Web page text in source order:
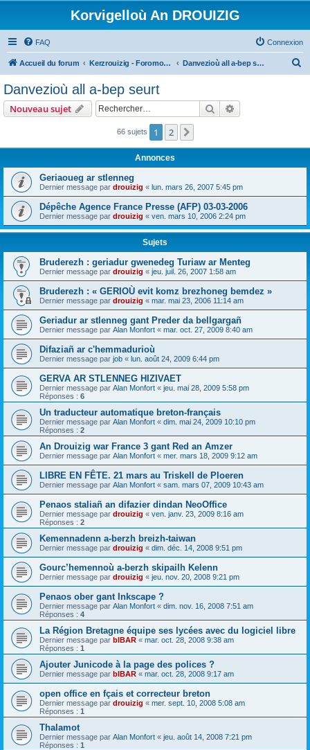
Korvigelloù An DROUIZIG
FAQ Connexion
Accueil du forum Kerzrouizig - Foromoù An Drouizig Danvezioù all a-bep seurt
e
Danvezioù all a-bep seurt
Nouveau sujet Rechercher
66 sujets 1 2
Annonces
Geriaoueg ar stlenneg
Dernier message par drouizig « lun. mars 26, 2007 5:45 pm
Dépêche Agence France Presse (AFP) 03-03-2006
Dernier message par drouizig « ven. mars 10, 2006 2:24 pm
Sujets
Bruderezh : geriadur gwenedeg Turiaw ar Menteg
Dernier message par drouizig « jeu. juil. 26, 2007 1:58 am
Bruderezh : « GERIOÙ evit komz brezhoneg bemdez »
Dernier message par drouizig « mar. mai 23, 2006 11:14 am
Geriadur ar stlenneg gant Preder da bellgargañ
Dernier message par Alan Monfort « mar. oct. 27, 2009 8:40 am
Difaziañ ar c'hemmadurioù
Dernier message par job « lun. août 24, 2009 6:44 pm
GERVA AR STLENNEG HIZIVAET
Dernier message par Alan Monfort « jeu. mai 28, 2009 5:58 pm
Réponses : 6
Un traducteur automatique breton-français
Dernier message par Alan Monfort « dim. mai 24, 2009 10:10 pm
Réponses : 2
An Drouizig war France 3 gant Red an Amzer
Dernier message par Alan Monfort « mer. mars 18, 2009 9:12 am
LIBRE EN FÊTE. 21 mars au Triskell de Ploeren
Dernier message par Alan Monfort « sam. mars 07, 2009 10:43 am
Penaos staliañ an difazier dindan NeoOffice
Dernier message par drouizig « ven. janv. 23, 2009 8:16 am
Réponses : 2
Kemennadenn a-berzh breizh-taiwan
Dernier message par drouizig « dim. déc. 14, 2008 9:51 pm
Gourc’hemennoù a-berzh skipailh Kelenn
Dernier message par drouizig « jeu. nov. 20, 2008 9:21 pm
Penaos ober gant Inkscape ?
Dernier message par Alan Monfort « dim. nov. 16, 2008 7:51 am
Réponses : 4
La Région Bretagne équipe ses lycées avec du logiciel libre
Dernier message par bIBAR « mar. oct. 28, 2008 9:38 am
Réponses : 1
Ajouter Junicode à la page des polices ?
Dernier message par bIBAR « mar. oct. 28, 2008 9:17 am
open office en fçais et correcteur breton
Dernier message par drouizig « mer. sept. 10, 2008 5:08 am
Réponses : 1
Thalamot
Dernier message par Alan Monfort « jeu. août 14, 2008 7:21 pm
Réponses : 1